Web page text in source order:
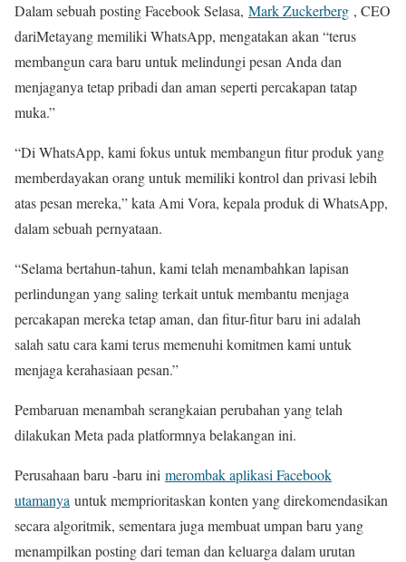
Dalam sebuah posting Facebook Selasa, Mark Zuckerberg , CEO
dariMetayang memiliki WhatsApp, mengatakan akan “terus
membangun cara baru untuk melindungi pesan Anda dan
menjaganya tetap pribadi dan aman seperti percakapan tatap
muka.”
“Di WhatsApp, kami fokus untuk membangun fitur produk yang
memberdayakan orang untuk memiliki kontrol dan privasi lebih
atas pesan mereka,” kata Ami Vora, kepala produk di WhatsApp,
dalam sebuah pernyataan.
“Selama bertahun-tahun, kami telah menambahkan lapisan
perlindungan yang saling terkait untuk membantu menjaga
percakapan mereka tetap aman, dan fitur-fitur baru ini adalah
salah satu cara kami terus memenuhi komitmen kami untuk
menjaga kerahasiaan pesan.”
Pembaruan menambah serangkaian perubahan yang telah
dilakukan Meta pada platformnya belakangan ini.
Perusahaan baru -baru ini merombak aplikasi Facebook
utamanya untuk memprioritaskan konten yang direkomendasikan
secara algoritmik, sementara juga membuat umpan baru yang
menampilkan posting dari teman dan keluarga dalam urutan